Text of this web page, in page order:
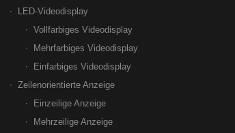
LED-Videodisplay
Vollfarbiges Videodisplay
Mehrfarbiges Videodisplay
Einfarbiges Videodisplay
Zeilenorientierte Anzeige
Einzeilige Anzeige
Mehrzeilige Anzeige